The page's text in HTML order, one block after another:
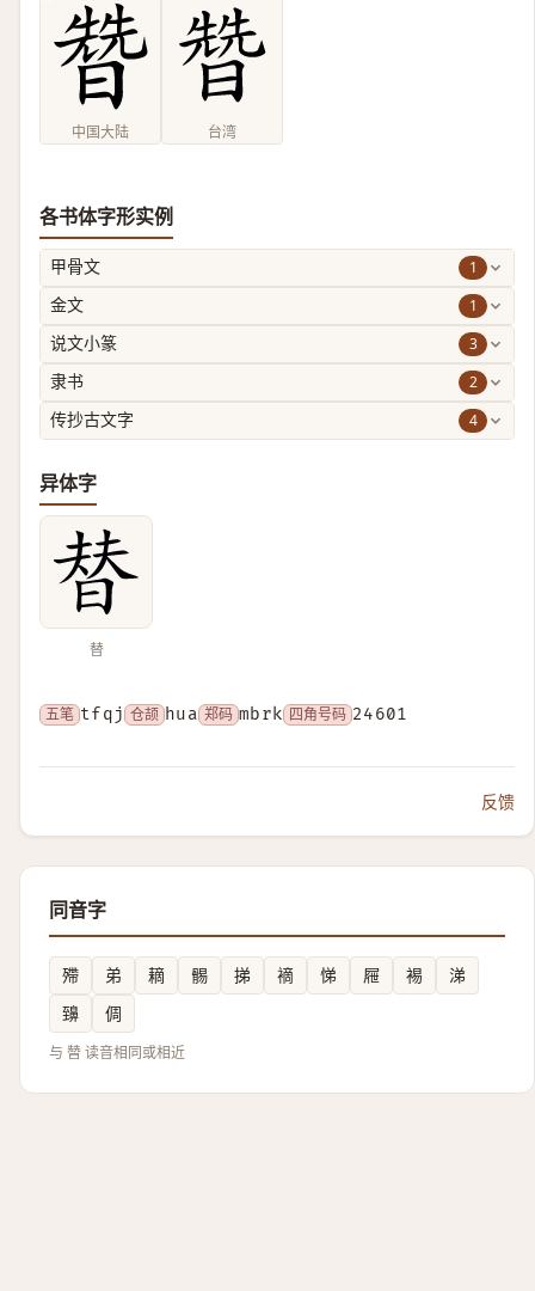
中国大陆 台湾
各书体字形实例
甲骨文 1
金文 1
说文小篆 3
隶书 2
传抄古文字 4
异体字
替
五笔 tfqj 仓颉 hua 郑码 mbrk 四角号码 24601
反馈
同音字
殢 弟 䎮 䯜 挮 䙗 悌 屜 裼
涕
䶍
倜
与 㬱 读音相同或相近